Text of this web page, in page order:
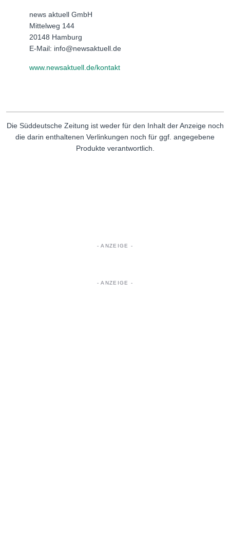
news aktuell GmbH
Mittelweg 144
20148 Hamburg
E-Mail: info@newsaktuell.de
www.newsaktuell.de/kontakt
Die Süddeutsche Zeitung ist weder für den Inhalt der Anzeige noch
die darin enthaltenen Verlinkungen noch für ggf. angegebene
Produkte verantwortlich.